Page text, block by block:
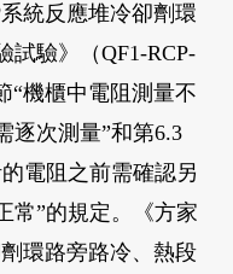
統反應堆冷卻劑環
試驗》（QF1-RCP-
“機櫃中電阻測量不
逐次測量”和第6.3
電阻之前需確認另
常”的規定。《方家
環路旁路冷、熱段